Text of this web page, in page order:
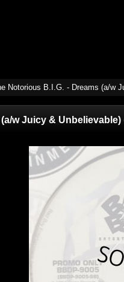
Notorious B.I.G. - Dreams (a/w
w Juicy & Unbelievable)